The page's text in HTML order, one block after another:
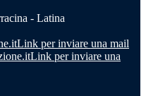
- Latina
Link per inviare una mail
Link per inviare una